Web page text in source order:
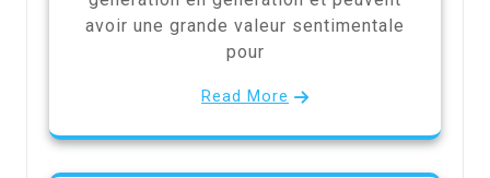
avoir une grande valeur sentimentale
pour
Read More